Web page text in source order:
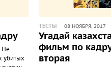
Не
убитых
ТЕСТЫ 08 НОЯБРЯ, 2017
Угадай
фильм по
вторая